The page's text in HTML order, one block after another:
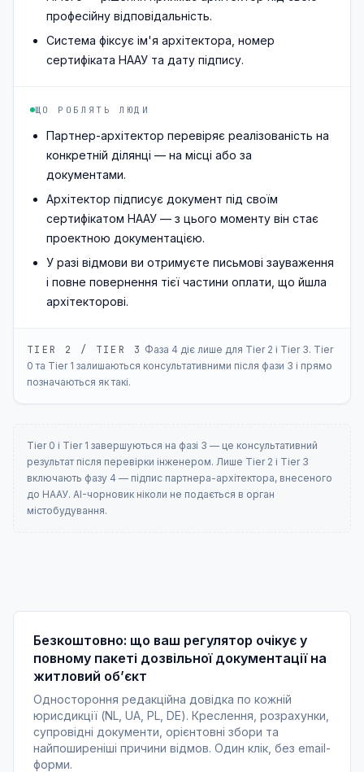
професійну відповідальність.
Система фіксує ім'я архітектора, номер
сертифіката НААУ та дату підпису.
ЩО РОБЛЯТЬ ЛЮДИ
Партнер-архітектор перевіряє реалізованість на
конкретній ділянці — на місці або за
документами.
Архітектор підписує документ під своїм
сертифікатом НААУ — з цього моменту він стає
проектною документацією.
У разі відмови ви отримуєте письмові зауваження
і повне повернення тієї частини оплати, що йшла
архітекторові.
TIER 2 / TIER 3 Фаза 4 діє лише для Tier 2 і Tier 3. Tier
0 та Tier 1 залишаються консультативними після фази 3 і прямо
позначаються як такі.
Tier 0 і Tier 1 завершуються на фазі 3 — це консультативний
результат після перевірки інженером. Лише Tier 2 і Tier 3
включають фазу 4 — підпис партнера-архітектора, внесеного
до НААУ. AI-чорновик ніколи не подається в орган
містобудування.
Безкоштовно: що ваш регулятор очікує у
повному пакеті дозвільної документації на
житловий обʼєкт
Одностороння редакційна довідка по кожній
юрисдикції (NL, UA, PL, DE). Креслення, розрахунки,
супровідні документи, орієнтовні збори та
найпоширеніші причини відмов. Один клік, без email-
форми.